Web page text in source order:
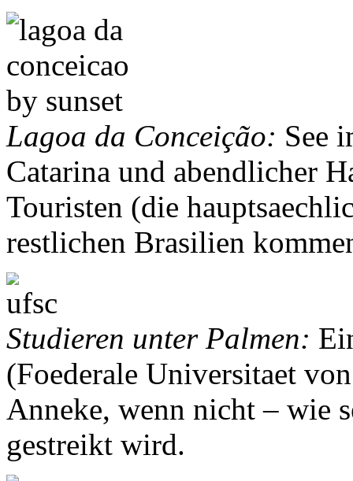
Lagoa da Conceição: See
Catarina und abendlicher
Touristen (die
restlichen Brasilien
Studieren unter Palmen:
(Foederale Universitaet
Anneke, wenn nicht – wie
gestreikt wird.